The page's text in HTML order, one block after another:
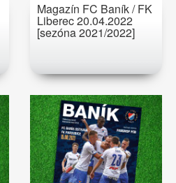
Magazín FC Baník / FK
Liberec 20.04.2022
[sezóna 2021/2022]